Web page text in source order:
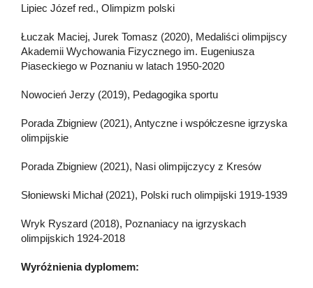
Lipiec Józef red., Olimpizm polski
Łuczak Maciej, Jurek Tomasz (2020), Medaliści olimpijscy
Akademii Wychowania Fizycznego im. Eugeniusza
Piaseckiego w Poznaniu w latach 1950-2020
Nowocień Jerzy (2019), Pedagogika sportu
Porada Zbigniew (2021), Antyczne i współczesne igrzyska
olimpijskie
Porada Zbigniew (2021), Nasi olimpijczycy z Kresów
Słoniewski Michał (2021), Polski ruch olimpijski 1919-1939
Wryk Ryszard (2018), Poznaniacy na igrzyskach
olimpijskich 1924-2018
Wyróżnienia dyplomem: